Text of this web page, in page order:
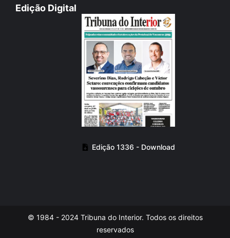
Edição Digital
Edição 1336 - Download
© 1984 - 2024 Tribuna do Interior. Todos os direitos
reservados